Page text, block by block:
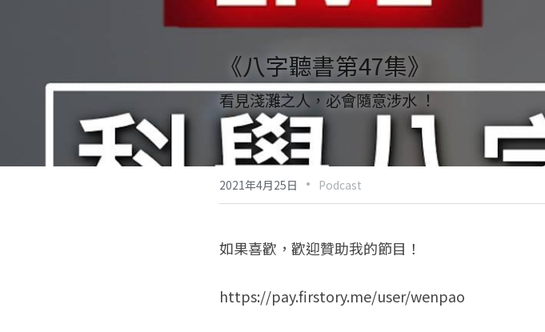
《八字聽書第47集》
看見淺灘之人，必會隨意涉水 ！
2021年4月25日 · Podcast
如果喜歡，歡迎贊助我的節目！
https://pay.firstory.me/user/wenpao